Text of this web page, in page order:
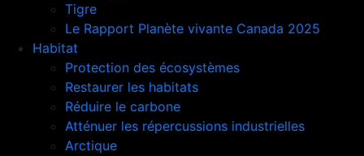
Tigre
Le Rapport Planète vivante Canada 2025
Habitat
Protection des écosystèmes
Restaurer les habitats
Réduire le carbone
Atténuer les répercussions industrielles
Arctique